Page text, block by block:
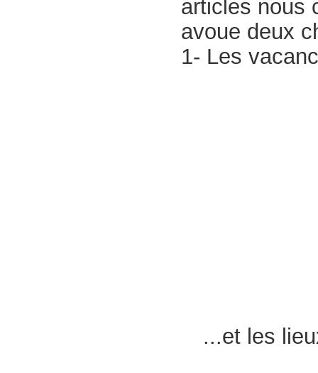
articles nous
avoue deux
1- Les
...et les